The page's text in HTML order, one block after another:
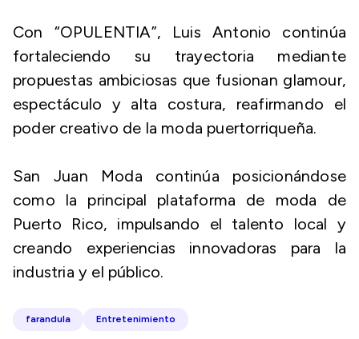
Con “OPULENTIA”, Luis Antonio continúa
fortaleciendo su trayectoria mediante
propuestas ambiciosas que fusionan glamour,
espectáculo y alta costura, reafirmando el
poder creativo de la moda puertorriqueña.
San Juan Moda continúa posicionándose
como la principal plataforma de moda de
Puerto Rico, impulsando el talento local y
creando experiencias innovadoras para la
industria y el público.
farandula Entretenimiento